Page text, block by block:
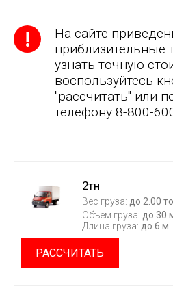
На сайте
узнать точную
воспользуйтесь
"рассчитать" или
телефону 8-800-
2тн
Вес груза: до 2.00
Объем груза: до 30
Длина груза: до 6 м
РАССЧИТАТЬ